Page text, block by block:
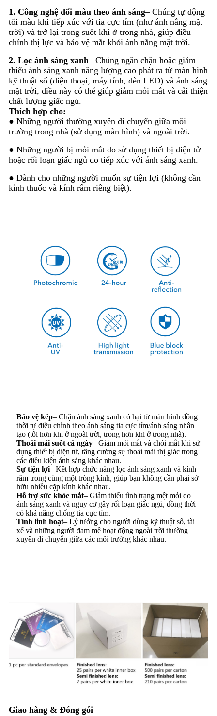
1. Công nghệ đổi màu theo ánh sáng– Chúng tự động
tối màu khi tiếp xúc với tia cực tím (như ánh nắng mặt
trời) và trở lại trong suốt khi ở trong nhà, giúp điều
chỉnh thị lực và bảo vệ mắt khỏi ánh nắng mặt trời.
2. Lọc ánh sáng xanh– Chúng ngăn chặn hoặc giảm
thiểu ánh sáng xanh năng lượng cao phát ra từ màn hình
kỹ thuật số (điện thoại, máy tính, đèn LED) và ánh sáng
mặt trời, điều này có thể giúp giảm mỏi mắt và cải thiện
chất lượng giấc ngủ.
Thích hợp cho:
● Những người thường xuyên di chuyển giữa môi
trường trong nhà (sử dụng màn hình) và ngoài trời.
● Những người bị mỏi mắt do sử dụng thiết bị điện tử
hoặc rối loạn giấc ngủ do tiếp xúc với ánh sáng xanh.
● Dành cho những người muốn sự tiện lợi (không cần
kính thuốc và kính râm riêng biệt).
Bảo vệ kép– Chặn ánh sáng xanh có hại từ màn hình đồng
thời tự điều chỉnh theo ánh sáng tia cực tím/ánh sáng nhân
tạo (tối hơn khi ở ngoài trời, trong hơn khi ở trong nhà).
Thoải mái suốt cả ngày– Giảm mỏi mắt và chói mắt khi sử
dụng thiết bị điện tử, tăng cường sự thoải mái thị giác trong
các điều kiện ánh sáng khác nhau.
Sự tiện lợi– Kết hợp chức năng lọc ánh sáng xanh và kính
râm trong cùng một tròng kính, giúp bạn không cần phải sở
hữu nhiều cặp kính khác nhau.
Hỗ trợ sức khỏe mắt– Giảm thiểu tình trạng mệt mỏi do
ánh sáng xanh và nguy cơ gây rối loạn giấc ngủ, đồng thời
có khả năng chống tia cực tím.
Tính linh hoạt– Lý tưởng cho người dùng kỹ thuật số, tài
xế và những người đam mê hoạt động ngoài trời thường
xuyên di chuyển giữa các môi trường khác nhau.
Giao hàng & Đóng gói